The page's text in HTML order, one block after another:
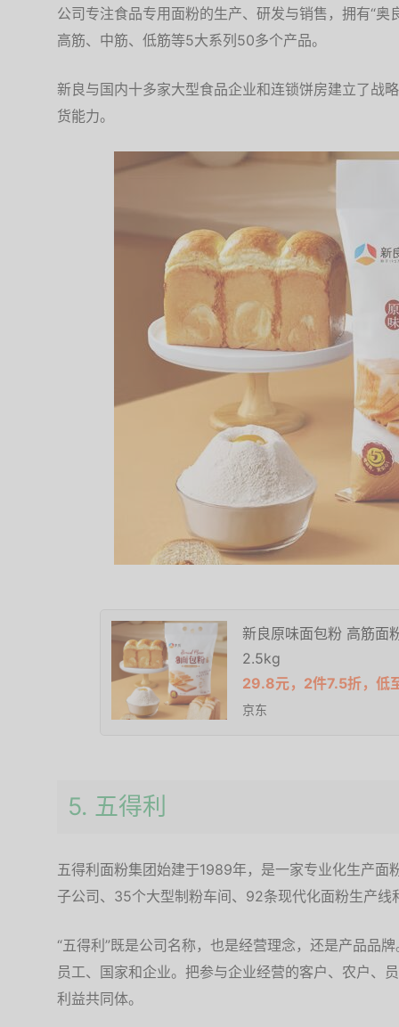
公司专注食品专用面粉的生产、研发与销售，拥有“奥
高筋、中筋、低筋等5大系列50多个产品。
新良与国内十多家大型食品企业和连锁饼房建立了战
货能力。
新良原味面包粉 高筋面
2.5kg
29.8元，2件7.5折，低
京东
5. 五得利
五得利面粉集团始建于1989年，是一家专业化生产面
子公司、35个大型制粉车间、92条现代化面粉生产
“五得利”既是公司名称，也是经营理念，还是产品品
员工、国家和企业。把参与企业经营的客户、农户、
利益共同体。